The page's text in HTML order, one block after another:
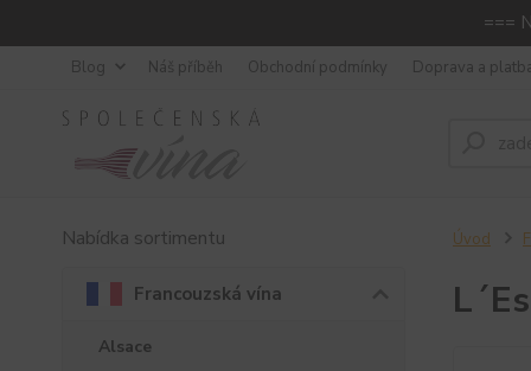
===
Blog Náš příběh Obchodní podmínky Doprava a
Nabídka sortimentu
Francouzská vína
Alsace
Úvod